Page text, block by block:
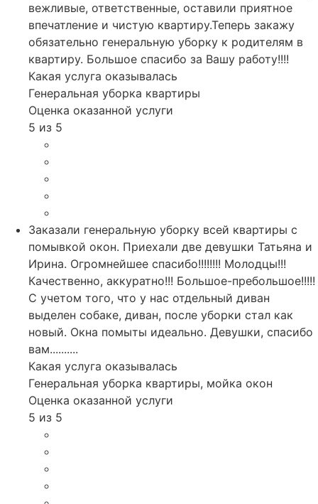
вежливые, ответственные, оставили приятное
впечатление и чистую квартиру.Теперь закажу
обязательно генеральную уборку к родителям в
квартиру. Большое спасибо за Вашу работу!!!!
Какая услуга оказывалась
Генеральная уборка квартиры
Оценка оказанной услуги
5 из 5
Заказали генеральную уборку всей квартиры с
помывкой окон. Приехали две девушки Татьяна и
Ирина. Огромнейшее спасибо!!!!!!!! Молодцы!!!
Качественно, аккуратно!!! Большое-пребольшое!!!!!
С учетом того, что у нас отдельный диван
выделен собаке, диван, после уборки стал как
новый. Окна помыты идеально. Девушки, спасибо
вам..........
Какая услуга оказывалась
Генеральная уборка квартиры, мойка окон
Оценка оказанной услуги
5 из 5